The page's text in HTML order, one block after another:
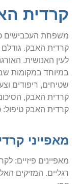
קרדית
משפחת העכבישים
לעין האנושית.
במיוחד במקומות
שטיחים, ריפודים
קרדית האבק,
קרדית האבק
מאפייני
מאפיינים פיזיים:
רגליים. המזיקים